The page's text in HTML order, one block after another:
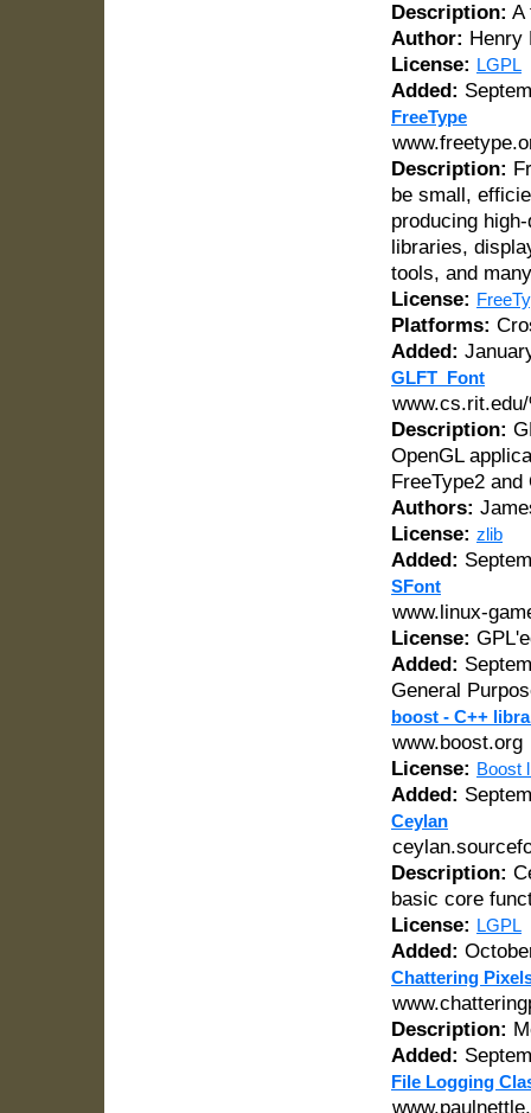
Description: A
Author: Henry
License: LGPL
Added:
FreeType
Description:
be small,
producing
libraries,
tools, and
License:
Platforms:
Added:
GLFT_Font
Description:
OpenGL
FreeType2
Authors:
License: zlib
Added:
SFont
www.linux-
License:
Added:
General
boost - C++
www.boost.org
License: Boost
Added:
Ceylan
Description:
basic core
License: LGPL
Added:
Chattering
Description:
Added:
File Logging